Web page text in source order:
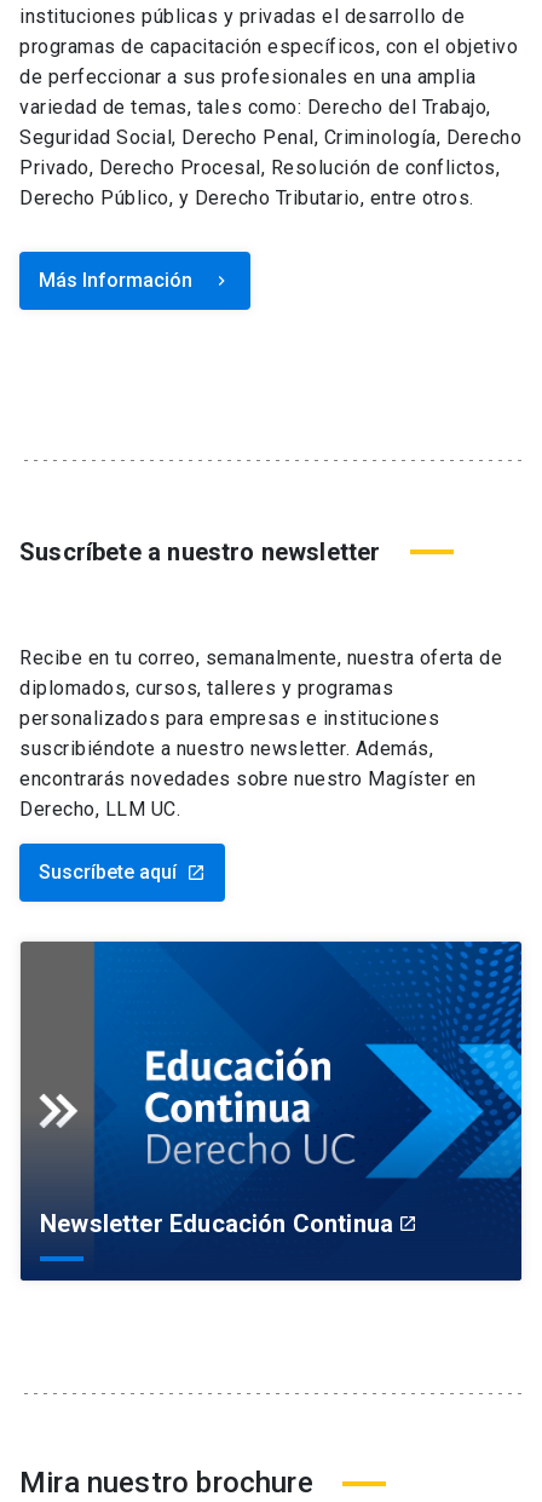
instituciones públicas y privadas el desarrollo de
programas de capacitación específicos, con el objetivo
de perfeccionar a sus profesionales en una amplia
variedad de temas, tales como: Derecho del Trabajo,
Seguridad Social, Derecho Penal, Criminología, Derecho
Privado, Derecho Procesal, Resolución de conflictos,
Derecho Público, y Derecho Tributario, entre otros.
Más Información keyboard_arrow_right
Suscríbete a nuestro newsletter
Recibe en tu correo, semanalmente, nuestra oferta de
diplomados, cursos, talleres y programas
personalizados para empresas e instituciones
suscribiéndote a nuestro newsletter. Además,
encontrarás novedades sobre nuestro Magíster en
Derecho, LLM UC.
Suscríbete aquí launch
Newsletter Educación Continua launch
Mira nuestro brochure